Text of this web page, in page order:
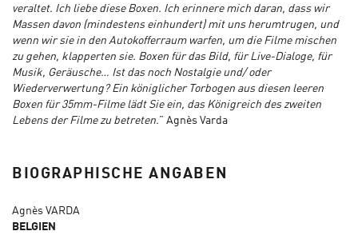
veraltet. Ich liebe diese Boxen. Ich erinnere mich daran, dass wir
Massen davon (mindestens einhundert) mit uns herumtrugen, und
wenn wir sie in den Autokofferraum warfen, um die Filme mischen
zu gehen, klapperten sie. Boxen für das Bild, für Live-Dialoge, für
Musik, Geräusche… Ist das noch Nostalgie und/ oder
Wiederverwertung? Ein königlicher Torbogen aus diesen leeren
Boxen für 35mm-Filme lädt Sie ein, das Königreich des zweiten
Lebens der Filme zu betreten.” Agnès Varda
BIOGRAPHISCHE ANGABEN
Agnès VARDA
BELGIEN